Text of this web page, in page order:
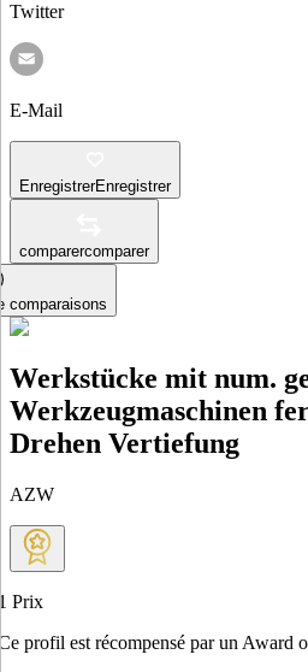
Twitter
E-Mail
EnregistrerEnregistrer
comparercomparer
comparaisons
Werkstücke mit num.
Werkzeugmaschinen
Drehen Vertiefung
AZW
Prix
profil est récompensé par un Award